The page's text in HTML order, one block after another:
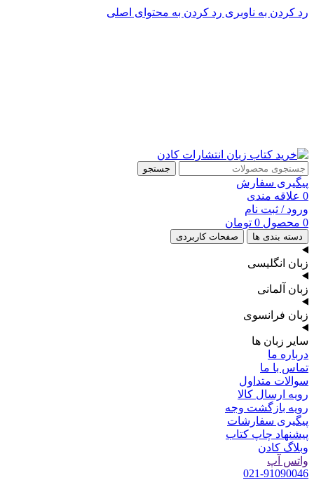
رد کردن به ناوبری رد کردن به محتوای اصلی
جستجو
پیگیری سفارش
0 علاقه مندی
ورود / ثبت نام
0 محصول 0 تومان
دسته بندی ها صفحات کاربردی
زبان انگلیسی
زبان آلمانی
زبان فرانسوی
سایر زبان ها
درباره ما
تماس با ما
سوالات متداول
رویه ارسال کالا
رویه بازگشت وجه
پیگیری سفارشات
پیشنهاد چاپ کتاب
وبلاگ کادن
واتس آپ
021-91090046